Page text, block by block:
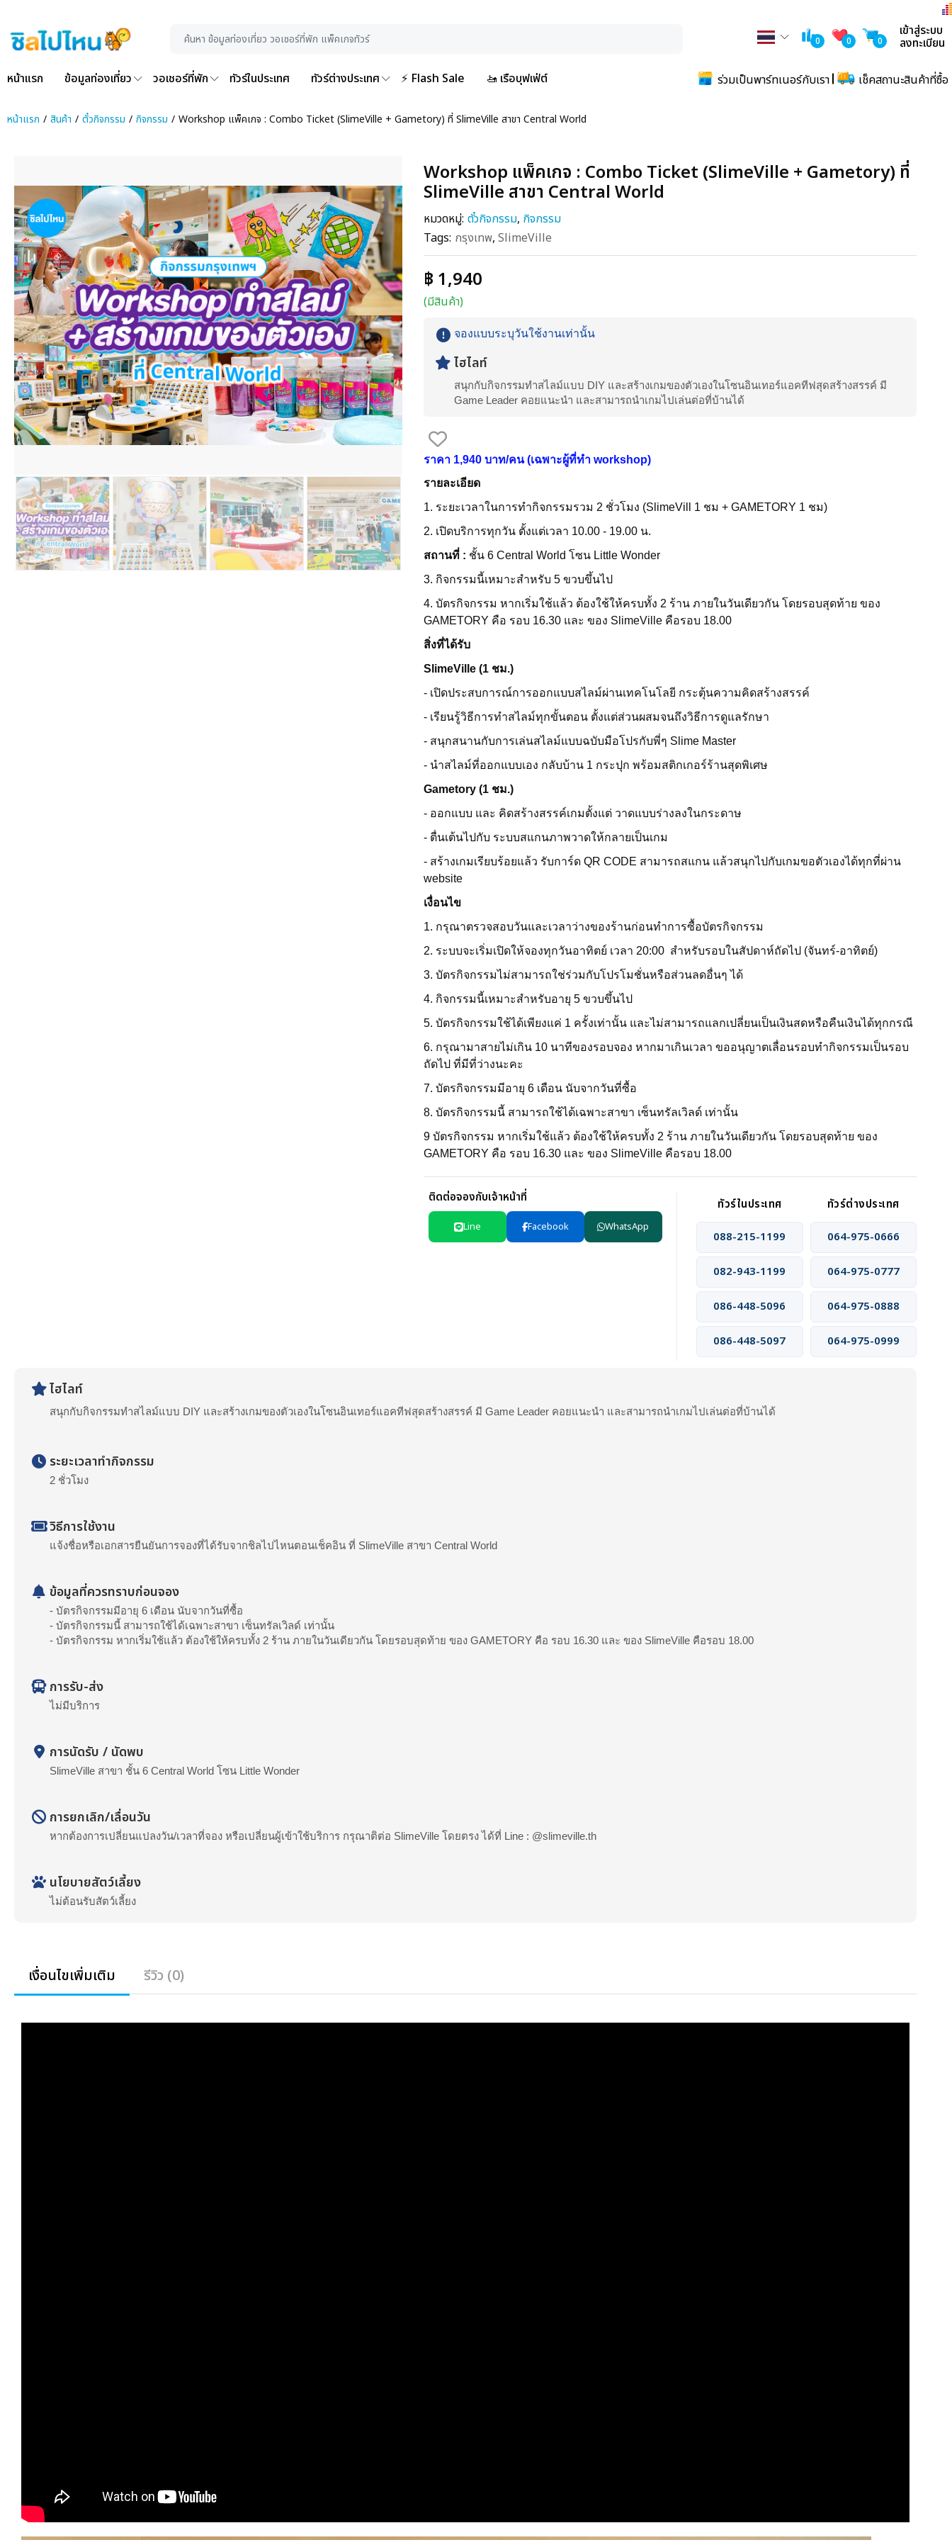
0 0 0
เข้าสู่ระบบ
ลงทะเบียน
หน้าแรก ข้อมูลท่องเที่ยว วอเชอร์ที่พัก ทัวร์ในประเทศ ทัวร์ต่างประเทศ ⚡ Flash Sale 🚤 เรือบุฟเฟ่ต์ ร่วมเป็นพาร์ทเนอร์กับเรา เช็คสถานะสินค้าที่ซื้อ
หน้าแรก สินค้า ตั๋วกิจกรรม กิจกรรม Workshop แพ็คเกจ : Combo Ticket (SlimeVille + Gametory) ที่ SlimeVille สาขา Central World
Workshop แพ็คเกจ : Combo Ticket (SlimeVille + Gametory) ที่
SlimeVille สาขา Central World
หมวดหมู่: ตั๋วกิจกรรม, กิจกรรม
Tags: กรุงเทพ, SlimeVille
฿ 1,940
(มีสินค้า)
จองแบบระบุวันใช้งานเท่านั้น
ไฮไลท์
สนุกกับกิจกรรมทำสไลม์แบบ DIY และสร้างเกมของตัวเองในโซนอินเทอร์แอคทีฟสุดสร้างสรรค์ มี
Game Leader คอยแนะนำ และสามารถนำเกมไปเล่นต่อที่บ้านได้
ราคา 1,940 บาท/คน (เฉพาะผู้ที่ทำ workshop)
รายละเอียด
1. ระยะเวลาในการทำกิจกรรมรวม 2 ชั่วโมง (SlimeVill 1 ชม + GAMETORY 1 ชม)
2. เปิดบริการทุกวัน ตั้งแต่เวลา 10.00 - 19.00 น.
สถานที่ : ชั้น 6 Central World โซน Little Wonder
3. กิจกรรมนี้เหมาะสำหรับ 5 ขวบขึ้นไป
4. บัตรกิจกรรม หากเริ่มใช้แล้ว ต้องใช้ให้ครบทั้ง 2 ร้าน ภายในวันเดียวกัน โดยรอบสุดท้าย ของ
GAMETORY คือ รอบ 16.30 และ ของ SlimeVille คือรอบ 18.00
สิ่งที่ได้รับ
SlimeVille (1 ชม.)
- เปิดประสบการณ์การออกแบบสไลม์ผ่านเทคโนโลยี กระตุ้นความคิดสร้างสรรค์
- เรียนรู้วิธีการทำสไลม์ทุกขั้นตอน ตั้งแต่ส่วนผสมจนถึงวิธีการดูแลรักษา
- สนุกสนานกับการเล่นสไลม์แบบฉบับมือโปรกับพี่ๆ Slime Master
- นำสไลม์ที่ออกแบบเอง กลับบ้าน 1 กระปุก พร้อมสติกเกอร์ร้านสุดพิเศษ
Gametory (1 ชม.)
- ออกแบบ และ คิดสร้างสรรค์เกมตั้งแต่ วาดแบบร่างลงในกระดาษ
- ตื่นเต้นไปกับ ระบบสแกนภาพวาดให้กลายเป็นเกม
- สร้างเกมเรียบร้อยแล้ว รับการ์ด QR CODE สามารถสแกน แล้วสนุกไปกับเกมขอตัวเองได้ทุกที่ผ่าน
website
เงื่อนไข
1. กรุณาตรวจสอบวันและเวลาว่างของร้านก่อนทำการซื้อบัตรกิจกรรม
2. ระบบจะเริ่มเปิดให้จองทุกวันอาทิตย์ เวลา 20:00 สำหรับรอบในสัปดาห์ถัดไป (จันทร์-อาทิตย์)
3. บัตรกิจกรรมไม่สามารถใช่ร่วมกับโปรโมชั่นหรือส่วนลดอื่นๆ ได้
4. กิจกรรมนี้เหมาะสำหรับอายุ 5 ขวบขึ้นไป
5. บัตรกิจกรรมใช้ได้เพียงแค่ 1 ครั้งเท่านั้น และไม่สามารถแลกเปลี่ยนเป็นเงินสดหรือคืนเงินได้ทุกกรณี
6. กรุณามาสายไม่เกิน 10 นาทีของรอบจอง หากมาเกินเวลา ขออนุญาตเลื่อนรอบทำกิจกรรมเป็นรอบ
ถัดไป ที่มีที่ว่างนะคะ
7. บัตรกิจกรรมมีอายุ 6 เดือน นับจากวันที่ซื้อ
8. บัตรกิจกรรมนี้ สามารถใช้ได้เฉพาะสาขา เซ็นทรัลเวิลด์ เท่านั้น
9 บัตรกิจกรรม หากเริ่มใช้แล้ว ต้องใช้ให้ครบทั้ง 2 ร้าน ภายในวันเดียวกัน โดยรอบสุดท้าย ของ
GAMETORY คือ รอบ 16.30 และ ของ SlimeVille คือรอบ 18.00
ติดต่อจองกับเจ้าหน้าที่
Line Facebook WhatsApp
ทัวร์ในประเทศ
ทัวร์ต่างประเทศ
088-215-1199
064-975-0666
082-943-1199 064-975-0777
086-448-5096 064-975-0888
086-448-5097 064-975-0999
ไฮไลท์
สนุกกับกิจกรรมทำสไลม์แบบ DIY และสร้างเกมของตัวเองในโซนอินเทอร์แอคทีฟสุดสร้างสรรค์ มี Game Leader คอยแนะนำ และสามารถนำเกมไปเล่นต่อที่บ้านได้
ระยะเวลาทำกิจกรรม
2 ชั่วโมง
วิธีการใช้งาน
แจ้งชื่อหรือเอกสารยืนยันการจองที่ได้รับจากชิลไปไหนตอนเช็คอิน ที่ SlimeVille สาขา Central World
ข้อมูลที่ควรทราบก่อนจอง
- บัตรกิจกรรมมีอายุ 6 เดือน นับจากวันที่ซื้อ
- บัตรกิจกรรมนี้ สามารถใช้ได้เฉพาะสาขา เซ็นทรัลเวิลด์ เท่านั้น
- บัตรกิจกรรม หากเริ่มใช้แล้ว ต้องใช้ให้ครบทั้ง 2 ร้าน ภายในวันเดียวกัน โดยรอบสุดท้าย ของ GAMETORY คือ รอบ 16.30 และ ของ SlimeVille คือรอบ 18.00
การรับ-ส่ง
ไม่มีบริการ
การนัดรับ / นัดพบ
SlimeVille สาขา ชั้น 6 Central World โซน Little Wonder
การยกเลิก/เลื่อนวัน
หากต้องการเปลี่ยนแปลงวัน/เวลาที่จอง หรือเปลี่ยนผู้เข้าใช้บริการ กรุณาติต่อ SlimeVille โดยตรง ได้ที่ Line : @slimeville.th
นโยบายสัตว์เลี้ยง
ไม่ต้อนรับสัตว์เลี้ยง
เงื่อนไขเพิ่มเติม รีวิว (0)